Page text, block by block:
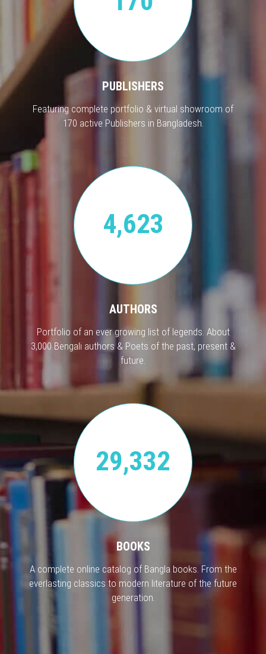
PUBLISHERS
Featuring complete portfolio & virtual showroom of
170 active Publishers in Bangladesh.
4,623
AUTHORS
Portfolio of an ever growing list of legends. About
3,000 Bengali authors & Poets of the past, present &
future.
29,332
BOOKS
A complete online catalog of Bangla books. From the
everlasting classics to modern literature of the future
generation.